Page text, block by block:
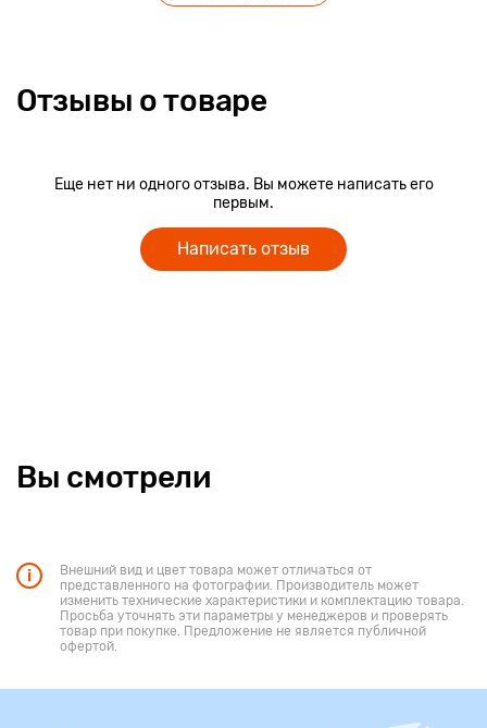
Отзывы о товаре
Еще нет ни одного отзыва. Вы можете написать его
первым.
Написать отзыв
Вы смотрели
Внешний вид и цвет товара может отличаться от
представленного на фотографии. Производитель может
изменить технические характеристики и комплектацию товара.
Просьба уточнять эти параметры у менеджеров и проверять
товар при покупке. Предложение не является публичной
офертой.